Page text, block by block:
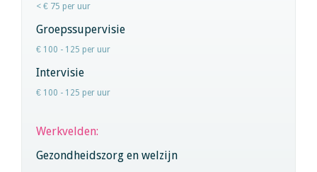
< € 75 per uur
Groepssupervisie
€ 100 - 125 per uur
Intervisie
€ 100 - 125 per uur
Werkvelden:
Gezondheidszorg en welzijn